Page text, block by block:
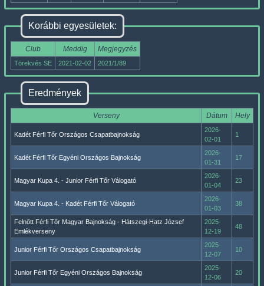
Korábbi egyesületek:
Club Meddig Megjegyzés
Törekvés SE 2021-02-02 2021/1/89
Eredmények
Verseny Dátum Hely
Kadét Férfi Tőr Országos Csapatbajnokság
2026-
02-01
1
Kadét Férfi Tőr Egyéni Országos Bajnokság
2026-
01-31
17
Magyar Kupa 4. - Junior Férfi Tőr Válogató
2026-
01-04
23
Magyar Kupa 4. - Kadét Férfi Tőr Válogató
2026-
01-03
38
Felnőtt Férfi Tőr Magyar Bajnokság - Hátszegi-Hatz József
Emlékverseny
2025-
12-19
48
Junior Férfi Tőr Országos Csapatbajnokság
2025-
12-07
10
Junior Férfi Tőr Egyéni Országos Bajnokság
2025-
12-06
20